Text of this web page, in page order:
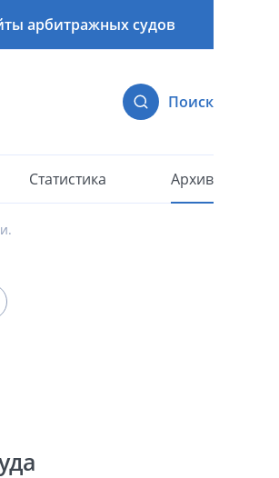
арбитражных судов
Поиск
Статистика Архив